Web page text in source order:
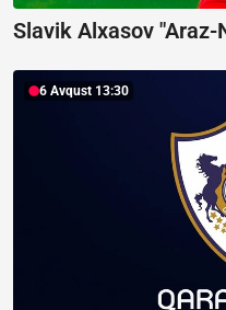
Slavik Alxasov "Araz-
6 Avqust 13:30